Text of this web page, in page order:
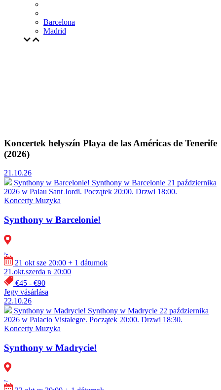
Barcelona
Madrid
Koncertek helyszín Playa de las Américas de Tenerife
(2026)
21.10.26
Synthony w Barcelonie! Synthony w Barcelonie 21 października
2026 w Palau Sant Jordi. Początek 20:00. Drzwi 18:00.
Koncerty Muzyka
Synthony w Barcelonie!
,
21 okt sze 20:00 + 1 dátumok
21.okt.szerda в 20:00
€45 - €90
Jegy vásárlása
22.10.26
Synthony w Madrycie! Synthony w Madrycie 22 października
2026 w Palacio Vistalegre. Początek 20:00. Drzwi 18:30.
Koncerty Muzyka
Synthony w Madrycie!
,